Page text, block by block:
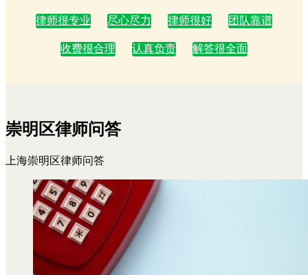
律师很专业 尽心尽力 律师很好 团队靠谱
收费很合理 认真负责 解答很全面
崇明区律师问答
上海崇明区律师问答